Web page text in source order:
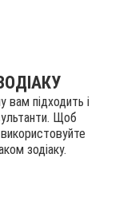
вам підходить і
Щоб
зодіаку.